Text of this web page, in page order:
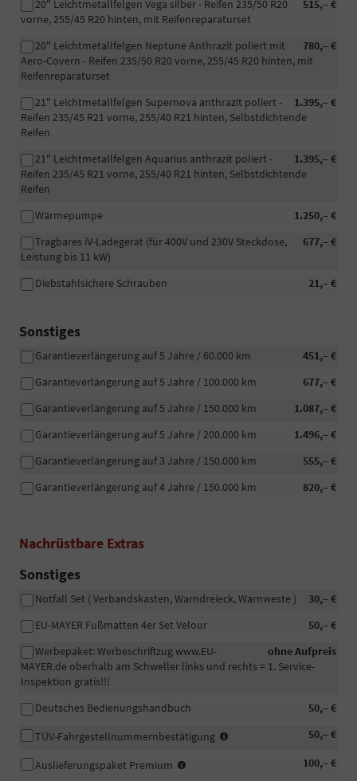
515,– €
20" Leichtmetallfelgen Vega silber - Reifen 235/50 R20
vorne, 255/45 R20 hinten, mit Reifenreparaturset
780,– €
20" Leichtmetallfelgen Neptune Anthrazit poliert mit
Aero-Covern - Reifen 235/50 R20 vorne, 255/45 R20 hinten, mit
Reifenreparaturset
1.395,– €
21" Leichtmetallfelgen Supernova anthrazit poliert -
Reifen 235/45 R21 vorne, 255/40 R21 hinten, Selbstdichtende
Reifen
1.395,– €
21" Leichtmetallfelgen Aquarius anthrazit poliert -
Reifen 235/45 R21 vorne, 255/40 R21 hinten, Selbstdichtende
Reifen
1.250,– €
Wärmepumpe
677,– €
Tragbares iV-Ladegerät (für 400V und 230V Steckdose,
Leistung bis 11 kW)
21,– €
Diebstahlsichere Schrauben
Sonstiges
451,– €
Garantieverlängerung auf 5 Jahre / 60.000 km
677,– €
Garantieverlängerung auf 5 Jahre / 100.000 km
1.087,– €
Garantieverlängerung auf 5 Jahre / 150.000 km
1.496,– €
Garantieverlängerung auf 5 Jahre / 200.000 km
555,– €
Garantieverlängerung auf 3 Jahre / 150.000 km
820,– €
Garantieverlängerung auf 4 Jahre / 150.000 km
Nachrüstbare Extras
Sonstiges
30,– €
Notfall Set ( Verbandskasten, Warndreieck, Warnweste )
50,– €
EU-MAYER Fußmatten 4er Set Velour
ohne Aufpreis
Werbepaket: Werbeschriftzug www.EU-
MAYER.de oberhalb am Schweller links und rechts = 1. Service-
Inspektion gratis!!!
50,– €
Deutsches Bedienungshandbuch
50,– €
TÜV-Fahrgestellnummernbestätigung
100,– €
Auslieferungspaket Premium